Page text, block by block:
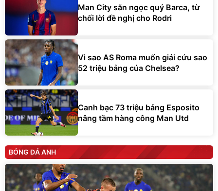
Man City săn ngọc quý Barca, từ
chối lời đề nghị cho Rodri
Vì sao AS Roma muốn giải cứu sao
52 triệu bảng của Chelsea?
Canh bạc 73 triệu bảng Esposito
nâng tầm hàng công Man Utd
BÓNG ĐÁ ANH